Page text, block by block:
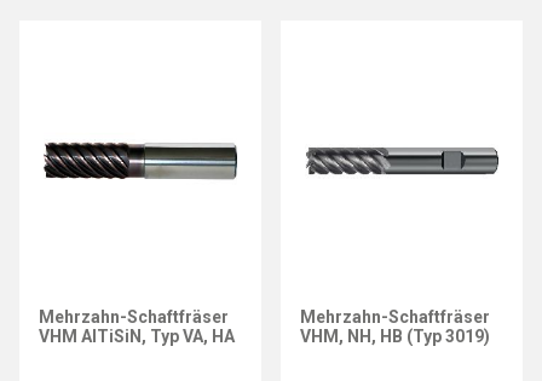
Mehrzahn-Schaftfräser
VHM AlTiSiN, Typ VA, HA
Mehrzahn-Schaftfräser
VHM, NH, HB (Typ 3019)